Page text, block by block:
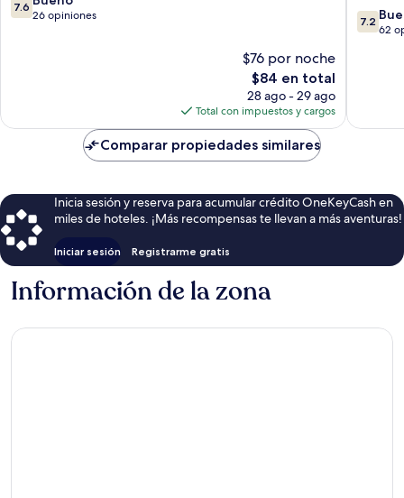
de
7.6
26 opiniones
$76 por noche
El
precio
actual
es
de
$84
$84 en total
28 ago - 29 ago
Total con impuestos y cargos
Spa
Belek
7.2
de
7.2
62
Comparar propiedades similares
Inicia sesión y reserva para acumular crédito OneKeyCash en
miles de hoteles. ¡Más recompensas te llevan a más aventuras!
Iniciar sesión Registrarme gratis
Información de la zona